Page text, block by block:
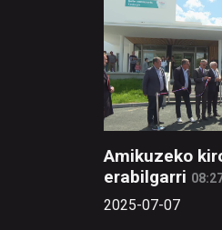
Amikuzeko
erabilgarri
2025-07-07